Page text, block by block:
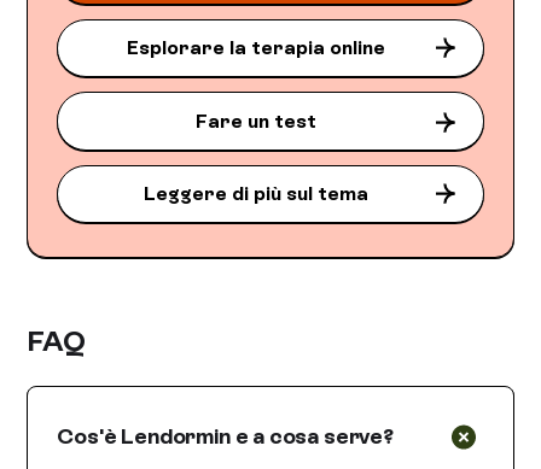
Esplorare la terapia online
Fare un test
Leggere di più sul tema
FAQ
Cos'è Lendormin e a cosa serve?